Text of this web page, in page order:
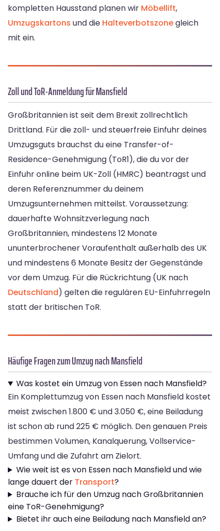
kompletten Hausstand planen wir Möbellift,
Umzugskartons und die Halteverbotszonegleich
mit ein.
Zoll und ToR-Anmeldung für Mansfield
Großbritannien ist seit dem Brexit zollrechtlich
Drittland. Für die zoll- und steuerfreie Einfuhr deines
Umzugsguts brauchst du eine Transfer-of-
Residence-Genehmigung (ToR1), die du vor der
Einfuhr online beim UK-Zoll (HMRC) beantragst und
deren Referenznummer du deinem
Umzugsunternehmen mitteilst. Voraussetzung:
dauerhafte Wohnsitzverlegung nach
Großbritannien, mindestens 12 Monate
ununterbrochener Voraufenthalt außerhalb des UK
und mindestens 6 Monate Besitz der Gegenstände
vor dem Umzug. Für die Rückrichtung (UK nach
Deutschland) gelten die regulären EU-Einfuhrregeln
statt der britischen ToR.
Häufige Fragen zum Umzug nach Mansfield
Was kostet ein Umzug von Essen nach Mansfield?
Ein Komplettumzug von Essen nach Mansfield kostet
meist zwischen 1.800 € und 3.050 €, eine Beiladung
ist schon ab rund 225 € möglich. Den genauen Preis
bestimmen Volumen, Kanalquerung, Vollservice-
Umfang und die Zufahrt am Zielort.
Wie weit ist es von Essen nach Mansfield und wie
lange dauert der Transport?
Brauche ich für den Umzug nach Großbritannien
eine ToR-Genehmigung?
Bietet ihr auch eine Beiladung nach Mansfield an?